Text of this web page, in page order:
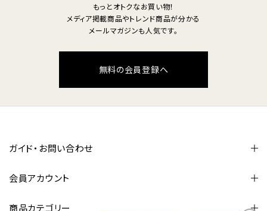
もっとオトクなお買い物！
メディア掲載商品やトレンド商品が分かる
メールマガジンも人気です。
無料の会員登録へ
ガイド・お問い合わせ
会員アカウント
商品カテゴリー